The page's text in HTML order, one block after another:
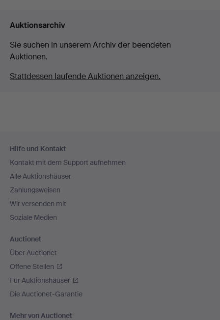
Auktionsarchiv
Sie suchen in unserem Archiv der beendeten
Auktionen.
Stattdessen laufende Auktionen anzeigen.
Navigation
Hilfe und Kontakt
Kontakt mit dem Support aufnehmen
Alle Auktionshäuser
Zahlungsweisen
Wir versenden mit
Soziale Medien
Auctionet
Über Auctionet
Offene Stellen
Für Auktionshäuser
Die Auctionet-Garantie
Mehr von Auctionet